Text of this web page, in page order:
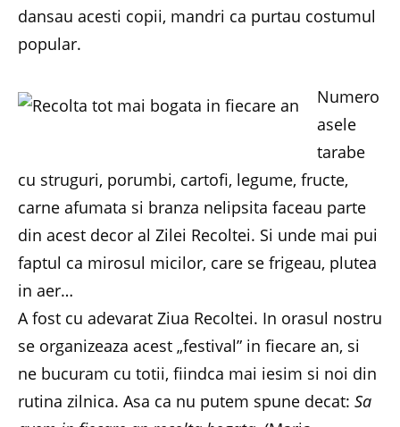
dansau acesti copii, mandri ca purtau costumul
popular.
Numero
asele
tarabe
cu struguri, porumbi, cartofi, legume, fructe,
carne afumata si branza nelipsita faceau parte
din acest decor al Zilei Recoltei. Si unde mai pui
faptul ca mirosul micilor, care se frigeau, plutea
in aer…
A fost cu adevarat Ziua Recoltei. In orasul nostru
se organizeaza acest „festival” in fiecare an, si
ne bucuram cu totii, fiindca mai iesim si noi din
rutina zilnica. Asa ca nu putem spune decat: Sa